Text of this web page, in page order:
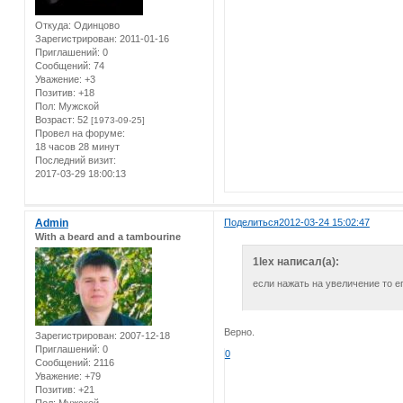
Откуда: Одинцово
Зарегистрирован: 2011-01-16
Приглашений: 0
Сообщений: 74
Уважение: +3
Позитив: +18
Пол: Мужской
Возраст: 52 [1973-09-25]
Провел на форуме:
18 часов 28 минут
Последний визит:
2017-03-29 18:00:13
Поделиться2012-03-24 15:02:47
Admin
With a beard and a tambourine
Зарегистрирован: 2007-12-18
Приглашений: 0
Сообщений: 2116
Уважение: +79
Позитив: +21
1lex написал(а):
если нажать на увеличение то
Верно.
0